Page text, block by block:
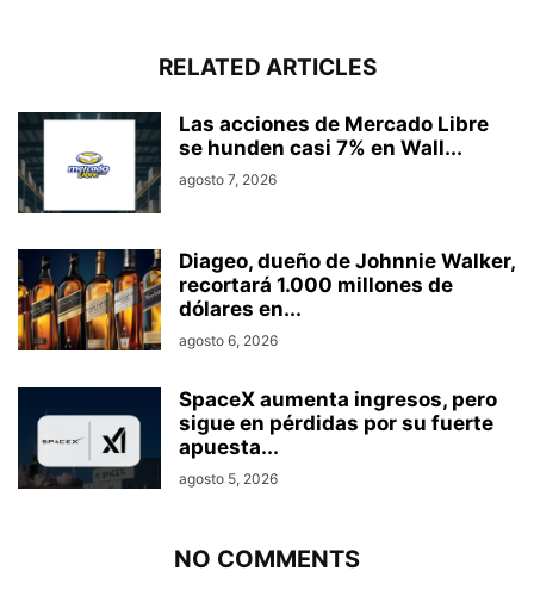
RELATED ARTICLES
Las acciones de Mercado Libre
se hunden casi 7% en Wall...
agosto 7, 2026
Diageo, dueño de Johnnie Walker,
recortará 1.000 millones de
dólares en...
agosto 6, 2026
SpaceX aumenta ingresos, pero
sigue en pérdidas por su fuerte
apuesta...
agosto 5, 2026
NO COMMENTS